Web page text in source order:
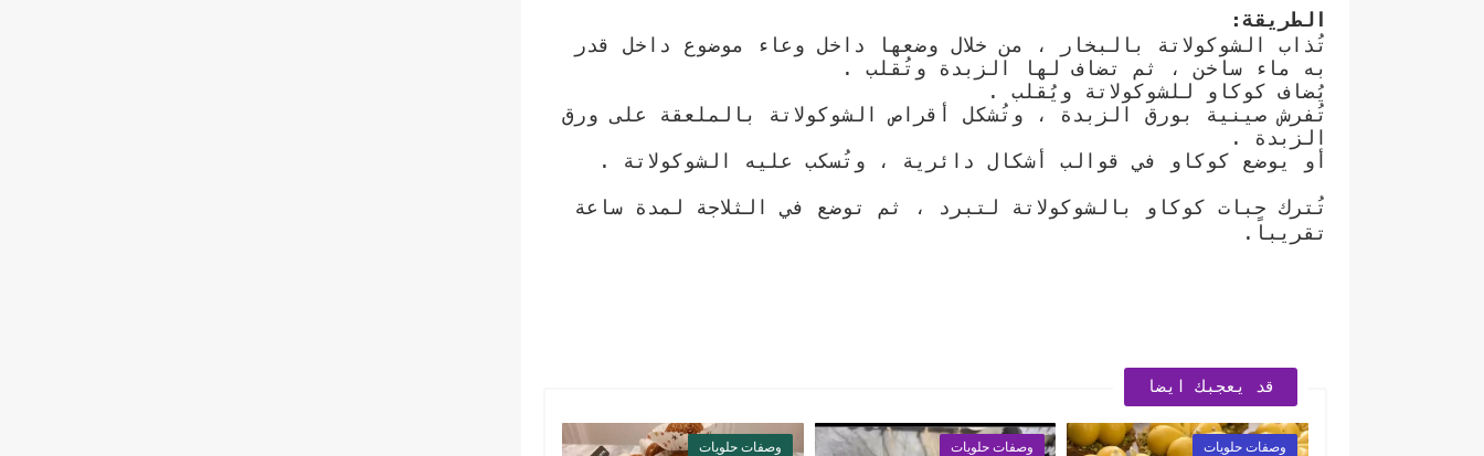
الطريقة:
تُذاب الشوكولاتة بالبخار ، من خلال وضعها داخل وعاء موضوع داخل قدر
به ماء ساخن ، ثم تضاف لها الزبدة وتُقلب .
يُضاف كوكاو للشوكولاتة ويُقلب .
تُفرش صينية بورق الزبدة ، وتُشكل أقراص الشوكولاتة بالملعقة على ورق
الزبدة .
أو يوضع كوكاو في قوالب أشكال دائرية ، وتُسكب عليه الشوكولاتة .
تُترك حبات كوكاو بالشوكولاتة لتبرد ، ثم توضع في الثلاجة لمدة ساعة
تقريباً.
قد يعجبك ايضا
وصفات حلويات وصفات حلويات وصفات حلويات